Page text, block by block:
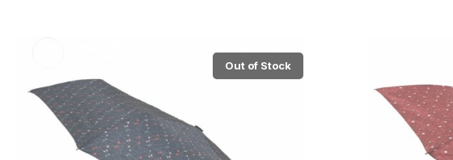
Out of Stock